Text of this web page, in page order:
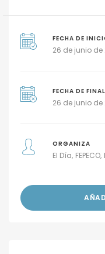
FECHA DE
26 de junio de
FECHA DE
26 de junio de
ORGANIZA
El Día FEPECO